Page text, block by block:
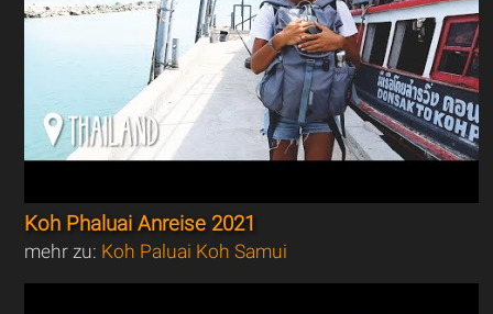
Koh Phaluai Anreise 2021
mehr zu: Koh Paluai Koh Samui